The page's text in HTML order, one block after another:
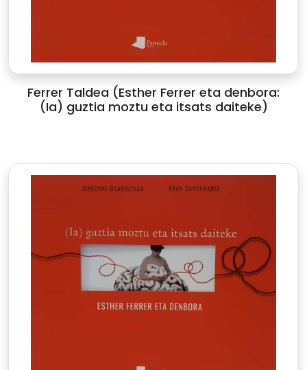
Ferrer Taldea (Esther Ferrer eta denbora:
(Ia) guztia moztu eta itsats daiteke)